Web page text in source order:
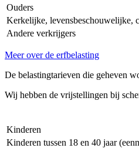
Ouders
Kerkelijke, levensbeschouwelijke,
Andere verkrijgers
Meer over de erfbelasting
De belastingtarieven die geheven
Wij hebben de vrijstellingen bij
Kinderen
Kinderen tussen 18 en 40 jaar